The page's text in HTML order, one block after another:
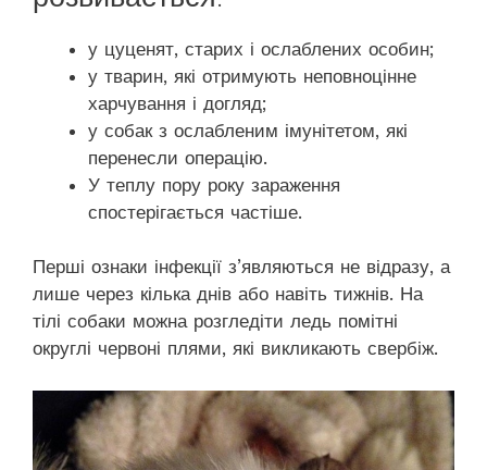
у цуценят, старих і ослаблених особин;
у тварин, які отримують неповноцінне
харчування і догляд;
у собак з ослабленим імунітетом, які
перенесли операцію.
У теплу пору року зараження
спостерігається частіше.
Перші ознаки інфекції з’являються не відразу, а
лише через кілька днів або навіть тижнів. На
тілі собаки можна розгледіти ледь помітні
округлі червоні плями, які викликають свербіж.